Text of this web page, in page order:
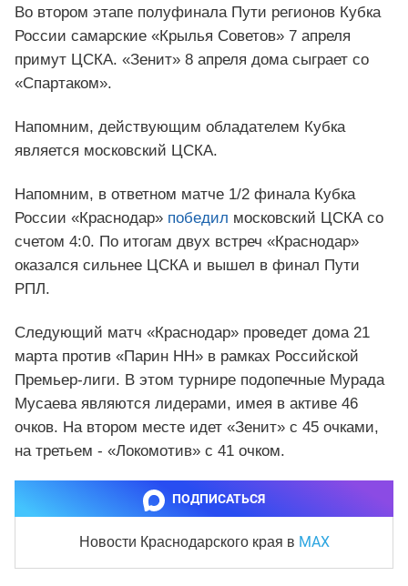
Во втором этапе полуфинала Пути регионов Кубка
России самарские «Крылья Советов» 7 апреля
примут ЦСКА. «Зенит» 8 апреля дома сыграет со
«Спартаком».
Напомним, действующим обладателем Кубка
является московский ЦСКА.
Напомним, в ответном матче 1/2 финала Кубка
России «Краснодар» победил московский ЦСКА со
счетом 4:0. По итогам двух встреч «Краснодар»
оказался сильнее ЦСКА и вышел в финал Пути
РПЛ.
Следующий матч «Краснодар» проведет дома 21
марта против «Парин НН» в рамках Российской
Премьер-лиги. В этом турнире подопечные Мурада
Мусаева являются лидерами, имея в активе 46
очков. На втором месте идет «Зенит» с 45 очками,
на третьем - «Локомотив» с 41 очком.
ПОДПИСАТЬСЯ
Новости Краснодарского края в MAX